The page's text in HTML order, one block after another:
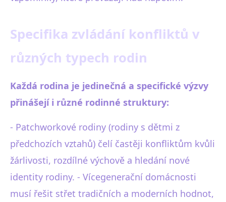
Specifika zvládání konfliktů v
různých typech rodin
Každá rodina je jedinečná a specifické výzvy
přinášejí i různé rodinné struktury:
- Patchworkové rodiny (rodiny s dětmi z
předchozích vztahů) čelí častěji konfliktům kvůli
žárlivosti, rozdílné výchově a hledání nové
identity rodiny. - Vícegenerační domácnosti
musí řešit střet tradičních a moderních hodnot,